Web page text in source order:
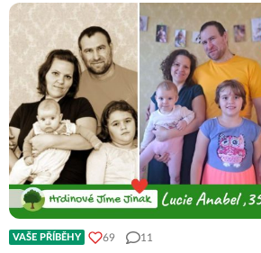
VAŠE PŘÍBĚHY 69 11